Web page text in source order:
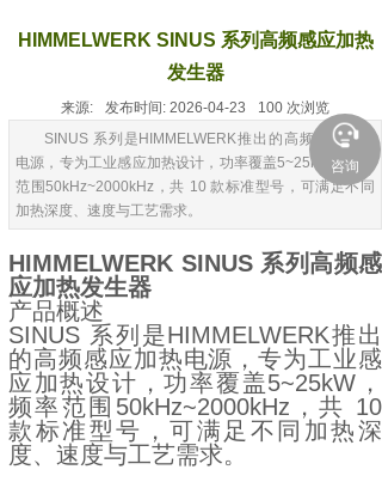
HIMMELWERK SINUS 系列高频感应加热
发生器
来源: 发布时间: 2026-04-23 100 次浏览
SINUS 系列是HIMMELWERK推出的高频感应加热
电源，专为工业感应加热设计，功率覆盖5~25kW，频率
范围50kHz~2000kHz，共 10 款标准型号，可满足不同
加热深度、速度与工艺需求。
HIMMELWERK SINUS 系列高频感
应加热发生器
产品概述
SINUS 系列是HIMMELWERK推出
的高频感应加热电源，专为工业感
应加热设计，功率覆盖5~25kW，
频率范围50kHz~2000kHz，共 10
款标准型号，可满足不同加热深
度、速度与工艺需求。
咨询